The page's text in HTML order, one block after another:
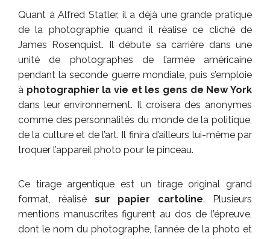
Quant à Alfred Statler, il a déjà une grande pratique
de la photographie quand il réalise ce cliché de
James Rosenquist. Il débute sa carrière dans une
unité de photographes de l’armée américaine
pendant la seconde guerre mondiale, puis s’emploie
à photographier la vie et les gens de New York
dans leur environnement. Il croisera des anonymes
comme des personnalités du monde de la politique,
de la culture et de l’art. Il finira d’ailleurs lui-même par
troquer l’appareil photo pour le pinceau.
Ce tirage argentique est un tirage original grand
format, réalisésur papier cartoline. Plusieurs
mentions manuscrites figurent au dos de l’épreuve,
dont le nom du photographe, l’année de la photo et